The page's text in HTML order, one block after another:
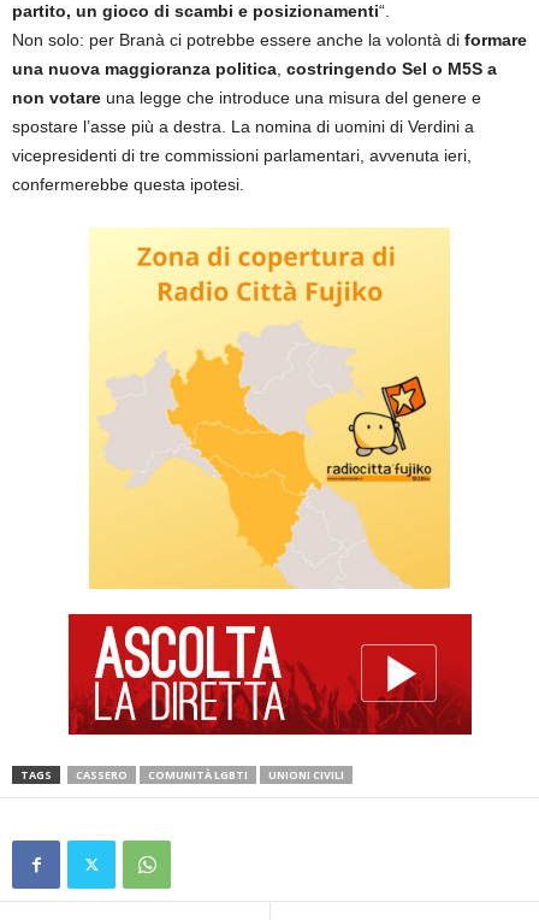
partito, un gioco di scambi e posizionamenti“.
Non solo: per Branà ci potrebbe essere anche la volontà di formare
una nuova maggioranza politica costringendo Sel o M5S a
non votare una legge che introduce una misura del genere e
spostare l’asse più a destra. La nomina di uomini di Verdini a
vicepresidenti di tre commissioni parlamentari, avvenuta ieri,
confermerebbe questa ipotesi.
TAGS CASSERO COMUNITÀ LGBTI UNIONI CIVILI